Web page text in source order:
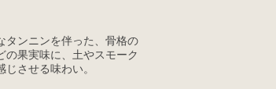
タンニンを伴った、骨格の
の果実味に、土やスモーク
させる味わい。